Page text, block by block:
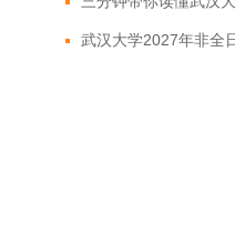
武汉大学2027年非全